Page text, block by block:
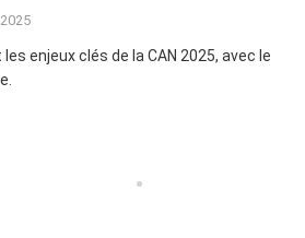
enjeux clés de la CAN 2025, avec le